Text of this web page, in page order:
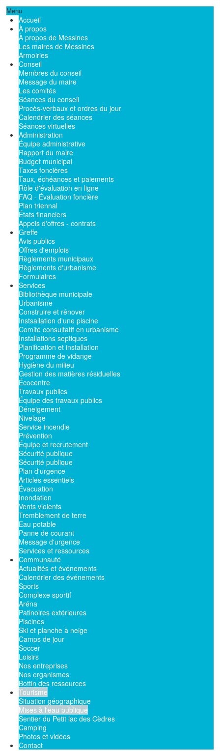
Menu
Accueil
À propos
À propos de Messines
Les maires de Messines
Armoiries
Conseil
Membres du conseil
Message du maire
Les comités
Séances du conseil
Procès-verbaux et ordres du jour
Calendrier des séances
Séances virtuelles
Administration
Équipe administrative
Rapport du maire
Budget municipal
Taxes foncières
Taux, échéances et paiements
Rôle d'évaluation en ligne
FAQ - Évaluation foncière
Plan triennal
États financiers
Appels d'offres - contrats
Greffe
Avis publics
Offres d'emplois
Règlements municipaux
Règlements d'urbanisme
Formulaires
Services
Bibliothèque municipale
Urbanisme
Construire et rénover
Instsallation d'une piscine
Comité consultatif en urbanisme
Installations septiques
Planification et installation
Programme de vidange
Hygiène du milieu
Gestion des matières résiduelles
Écocentre
Travaux publics
Équipe des travaux publics
Déneigement
Nivelage
Service incendie
Prévention
Équipe et recrutement
Sécurité publique
Sécurité publique
Plan d'urgence
Articles essentiels
Évacuation
Inondation
Vents violents
Tremblement de terre
Eau potable
Panne de courant
Message d'urgence
Services et ressources
Communauté
Actualités et événements
Calendrier des événements
Sports
Complexe sportif
Aréna
Patinoires extérieures
Piscines
Ski et planche à neige
Camps de jour
Soccer
Loisirs
Nos entreprises
Nos organismes
Bottin des ressources
Tourisme
Situation géographique
Mises à l'eau publique
Sentier du Petit lac des Cèdres
Camping
Photos et vidéos
Contact